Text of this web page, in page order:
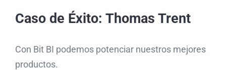
Caso de Éxito: Thomas Trent
Con Bit BI podemos potenciar nuestros mejores
productos.